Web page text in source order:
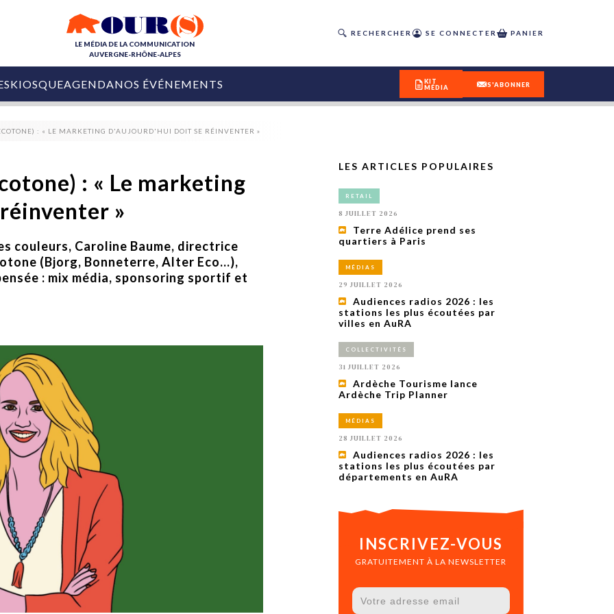
LE MÉDIA DE LA COMMUNICATION
AUVERGNE-RHÔNE-ALPES
RECHERCHER SE CONNECTER PANIER
Nice : Denis Zanon
est décédé
Tourisme lance
Ardèche Trip
Planner
29 JUILLET 2026
[Debrief] Loire Tourisme
mise sur la déconnexion en
digital
saison autour de son concept autour de
marketing et communication, revient sur
1 AN
KIOSQUEAGENDANOS ÉVÉNEMENTS
OURS DE LA COM
OURS DU DIGITAL
KIT
MÉDIA
S'ABONNER
: « LE MARKETING D'AUJOURD'HUI DOIT SE RÉINVENTER »
: « Le marketing
»
couleurs, Caroline Baume, directrice
(Bjorg, Bonneterre, Alter Eco…),
: mix média, sponsoring sportif et
LES ARTICLES POPULAIRES
RETAIL
8 JUILLET 2026
Terre Adélice prend ses
quartiers à Paris
MÉDIAS
29 JUILLET 2026
Audiences radios 2026 : les
stations les plus écoutées par
villes en AuRA
COLLECTIVITÉS
31 JUILLET 2026
Ardèche Tourisme lance
Ardèche Trip Planner
MÉDIAS
28 JUILLET 2026
Audiences radios 2026 : les
stations les plus écoutées par
départements en AuRA
INSCRIVEZ-VOUS
GRATUITEMENT À LA NEWSLETTER